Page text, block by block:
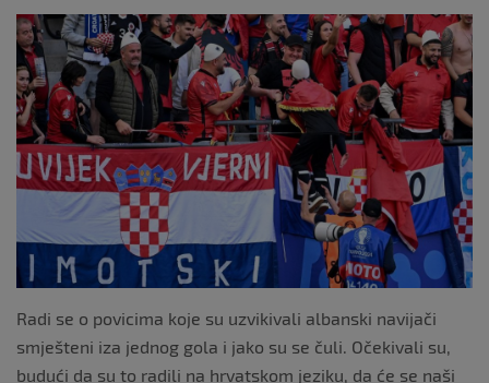
e
b
o
o
k
Radi se o povicima koje su uzvikivali albanski navijači
smješteni iza jednog gola i jako su se čuli. Očekivali su,
budući da su to radili na hrvatskom jeziku, da će se naši